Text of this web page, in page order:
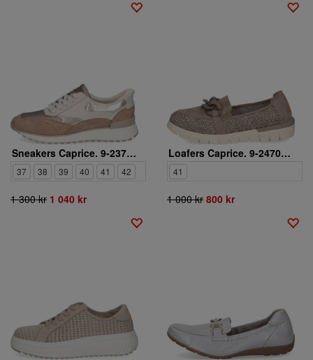
Sneakers Caprice. 9-23713-46-336
37 38 39 40 41 42
1 300 kr 1 040 kr
Loafers Caprice. 9-24704-46-326
41
1 000 kr 800 kr